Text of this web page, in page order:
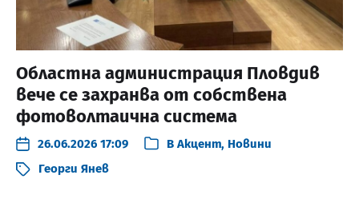
Областна администрация Пловдив
вече се захранва от собствена
фотоволтаична система
26.06.2026 17:09 В Акцент, Новини
Георги Янев